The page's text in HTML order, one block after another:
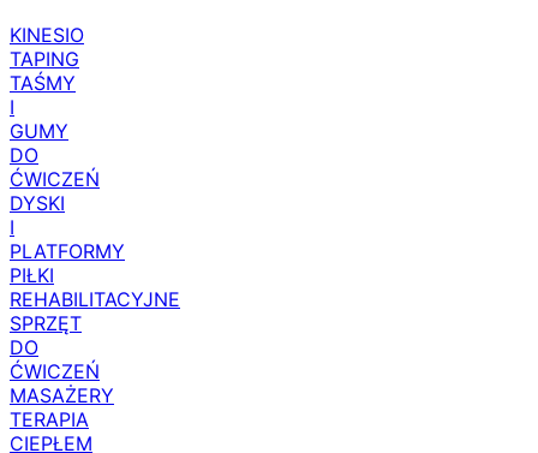
KINESIO
TAPING
TAŚMY
I
GUMY
DO
ĆWICZEŃ
DYSKI
I
PLATFORMY
PIŁKI
REHABILITACYJNE
SPRZĘT
DO
ĆWICZEŃ
MASAŻERY
TERAPIA
CIEPŁEM